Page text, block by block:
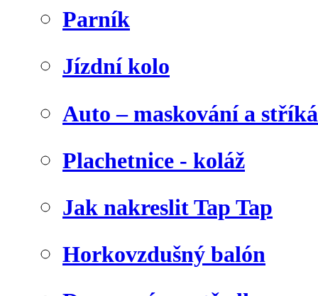
Parník
Jízdní kolo
Auto – maskování a
Plachetnice - koláž
Jak nakreslit Tap Tap
Horkovzdušný balón